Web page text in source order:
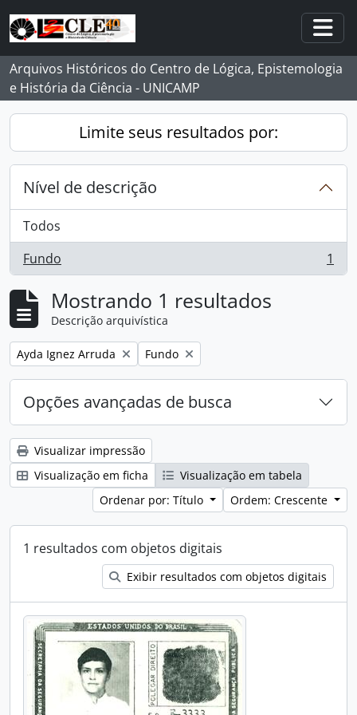
Skip to main content
Arquivos Históricos do Centro de Lógica, Epistemologia
e História da Ciência - UNICAMP
Limite seus resultados por:
Nível de descrição
Todos
Fundo
, 1 resultados 1
Mostrando 1 resultados
Descrição arquivística
Remover filtro:
Ayda Ignez Arruda Remover filtro:
Fundo
Opções avançadas de busca
Visualizar impressão
Visualização em ficha
Visualização em tabela
Ordenar por: Título
Ordem: Crescente
1 resultados com objetos digitais
Exibir resultados com objetos digitais